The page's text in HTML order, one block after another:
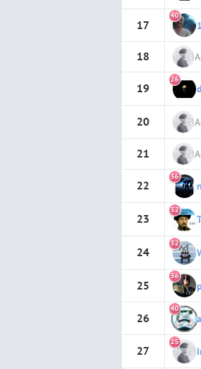
17
40
18
19
26
20
21
22
36
23
32
24
32
25
36
26
40
27
25